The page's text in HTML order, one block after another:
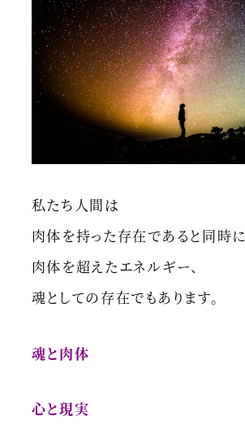
私たち人間は
肉体を持った存在であると同時に
肉体を超えたエネルギー、
魂としての存在でもあります。
魂と肉体
心と現実